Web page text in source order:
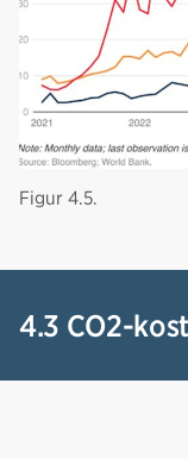
Figur 4.5.
4.3 CO2-